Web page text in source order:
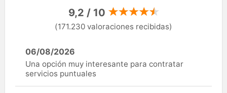
9,2 / 10
(171.230 valoraciones recibidas)
06/08/2026
Una opción muy interesante para contratar
servicios puntuales